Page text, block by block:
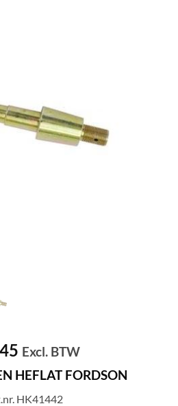
Excl. BTW
HEFLAT FORDSON
HK41442